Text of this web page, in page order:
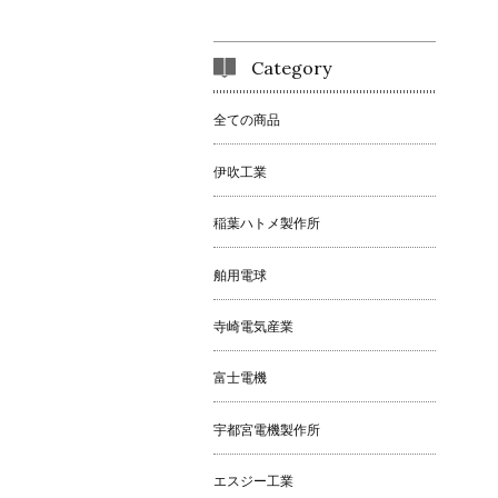
Category
全ての商品
伊吹工業
稲葉ハトメ製作所
舶用電球
寺崎電気産業
富士電機
宇都宮電機製作所
エスジー工業